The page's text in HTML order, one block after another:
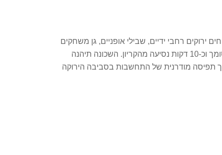
ירוקים רחבי ידיים, שבילי אופניים, גן משחקים
לילדים, רחובות מרוצפי אבן ומערכת כבישים בטוחה. גבעת אלונים ממוקמת מצפון לשכונת גבעת טל, מצפון-מערב למחלף סומך וכ-10 דקות נסיעה מהקריון. השכונה תיהנה
השכונה תוכננה מתוך תפיסה מודרנית של התחשבות בסביבה הירוקה